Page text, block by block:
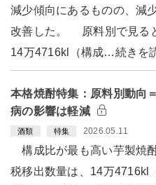
減少傾向にあるものの、減
改善した。 原料別で見る
14万4716kl（構成…続きを
本格焼酎特集：原料別動向
病の影響は軽減
酒類 特集 2026.05.11
構成比が最も高い芋製焼
税移出数量は、14万4716kl